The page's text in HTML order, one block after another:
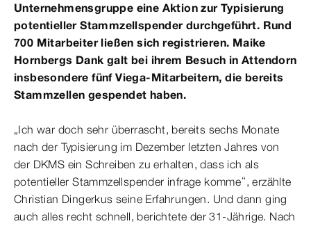
Unternehmensgruppe eine Aktion zur Typisierung
potentieller Stammzellspender durchgeführt. Rund
700 Mitarbeiter ließen sich registrieren. Maike
Hornbergs Dank galt bei ihrem Besuch in Attendorn
insbesondere fünf Viega-Mitarbeitern, die bereits
Stammzellen gespendet haben.
„Ich war doch sehr überrascht, bereits sechs Monate
nach der Typisierung im Dezember letzten Jahres von
der DKMS ein Schreiben zu erhalten, dass ich als
potentieller Stammzellspender infrage komme“, erzählte
Christian Dingerkus seine Erfahrungen. Und dann ging
auch alles recht schnell, berichtete der 31-Jährige. Nach